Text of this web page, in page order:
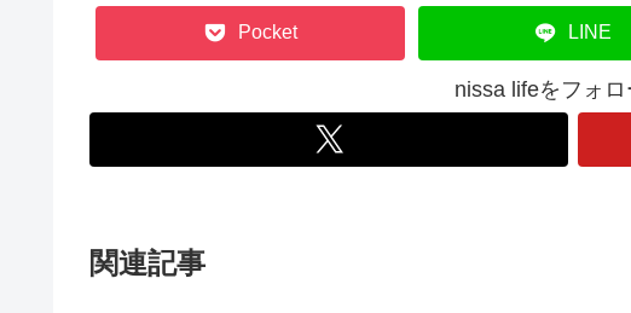
Pocket LINE
nissa lifeをフォロ
関連記事